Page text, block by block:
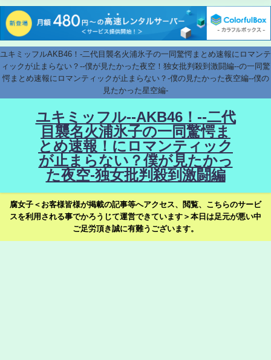
ユキミッフルAKB46！-二代目襲名火浦氷子の一同驚愕まとめ速報にロマンテ
ィックが止まらない？--僕が見たかった夜空！独女批判殺到激闘編--の一同驚
愕まとめ速報にロマンティックが止まらない？-僕の見たかった夜空編--僕の
見たかった星空編-
ユキミッフル--AKB46！--二代
目襲名火浦氷子の一同驚愕ま
とめ速報！にロマンティック
が止まらない？僕が見たかっ
た夜空-独女批判殺到激闘編
腐女子＜お客様皆様が掲載の記事等へアクセス、閲覧、こちらのサービ
スを利用される事でかろうじて運営できています＞本日は足元が悪い中
ご足労頂き誠に有難うございます。